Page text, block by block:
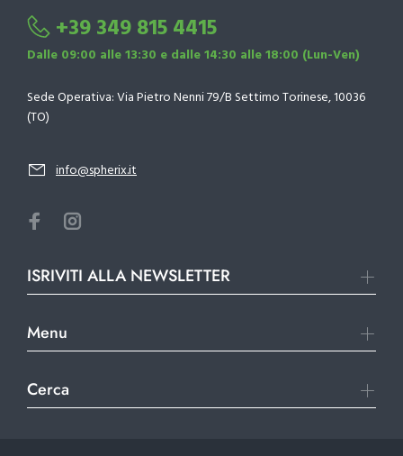
+39 349 815 4415
Dalle 09:00 alle 13:30 e dalle 14:30 alle 18:00 (Lun-Ven)
Sede Operativa: Via Pietro Nenni 79/B Settimo Torinese, 10036
(TO)
info@spherix.it
ISRIVITI ALLA NEWSLETTER
Menu
Cerca